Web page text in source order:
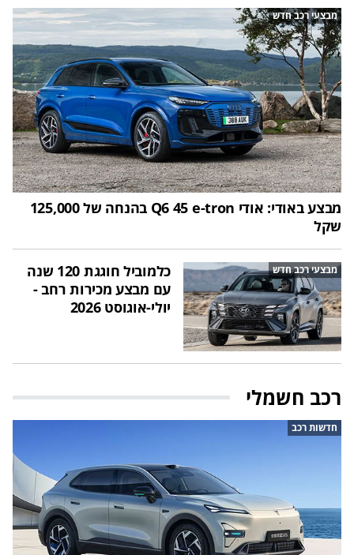
מבצעי רכב חדש
מבצע באודי: אודי Q6 45 e-tron בהנחה של 125,000
שקל
מבצעי רכב חדש
כלמוביל חוגגת 120 שנה
עם מבצע מכירות רחב -
יולי-אוגוסט 2026
רכב חשמלי
חדשות רכב